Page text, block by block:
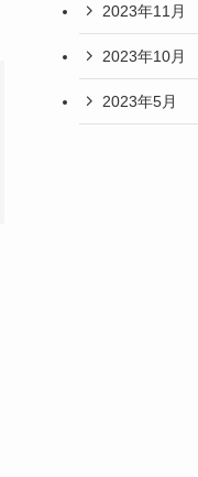
2023年11月
2023年10月
2023年5月